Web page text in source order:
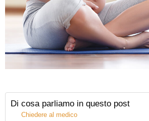
Di cosa parliamo in questo post
Chiedere al medico